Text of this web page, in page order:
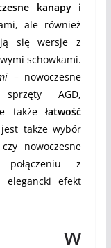
kanapyi
ale również
się wersje z
schowkami.
– nowoczesne
AGD,
takżełatwość
także wybór
nowoczesne
z
elegancki efekt
w